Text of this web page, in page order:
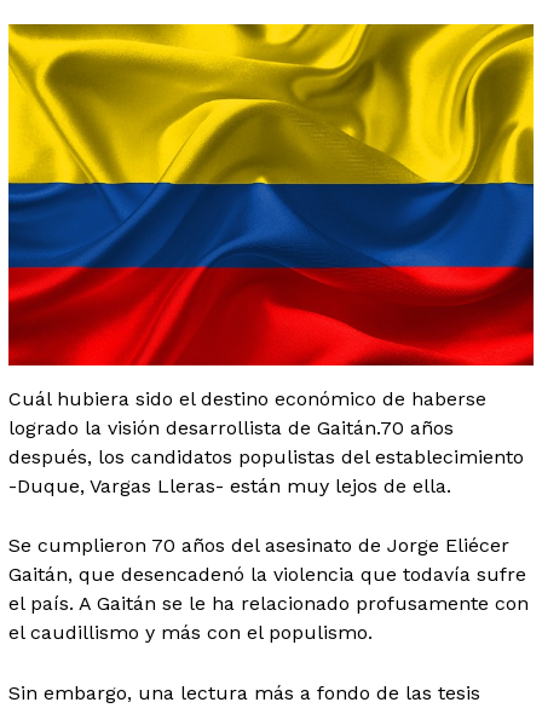
Cuál hubiera sido el destino económico de haberse
logrado la visión desarrollista de Gaitán.70 años
después, los candidatos populistas del establecimiento
-Duque, Vargas Lleras- están muy lejos de ella.
Se cumplieron 70 años del asesinato de Jorge Eliécer
Gaitán, que desencadenó la violencia que todavía sufre
el país. A Gaitán se le ha relacionado profusamente con
el caudillismo y más con el populismo.
Sin embargo, una lectura más a fondo de las tesis